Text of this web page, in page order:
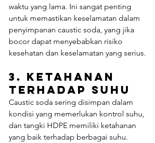
waktu yang lama. Ini sangat penting
untuk memastikan keselamatan dalam
penyimpanan caustic soda, yang jika
bocor dapat menyebabkan risiko
kesehatan dan keselamatan yang serius.
3. Ketahanan
Terhadap Suhu
Caustic soda sering disimpan dalam
kondisi yang memerlukan kontrol suhu,
dan tangki HDPE memiliki ketahanan
yang baik terhadap berbagai suhu.